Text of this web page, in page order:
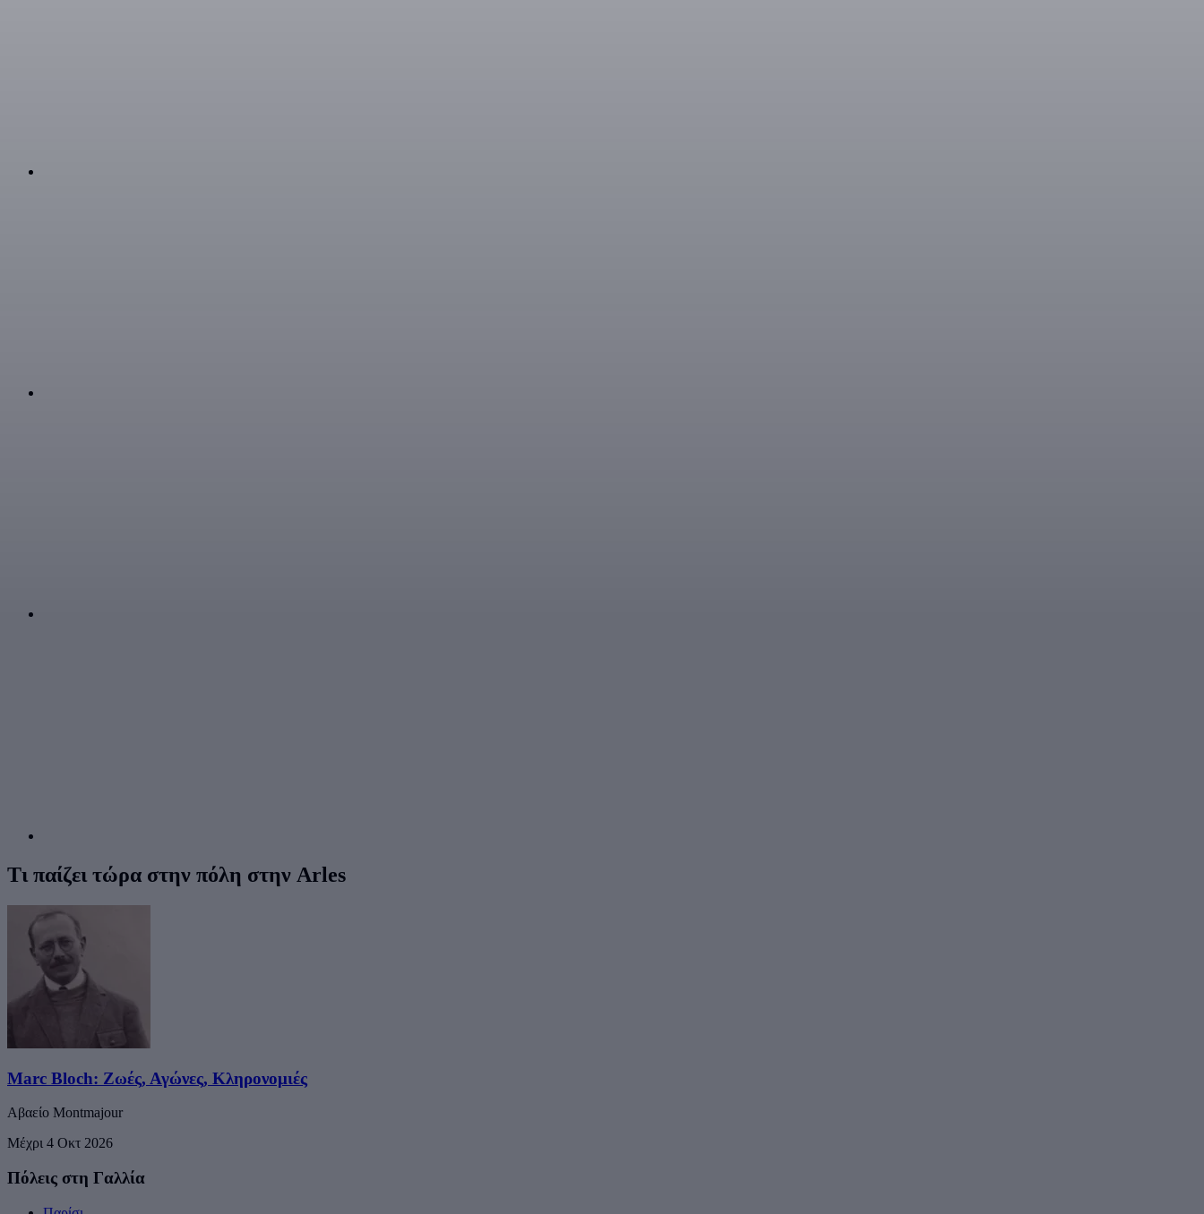
Τι παίζει τώρα στην πόλη στην Arles
Marc Bloch: Ζωές, Αγώνες, Κληρονομιές
Αβαείο Montmajour
Μέχρι 4 Οκτ 2026
Πόλεις στη Γαλλία